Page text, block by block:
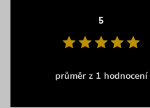
5
průměr z 1 hodnocení